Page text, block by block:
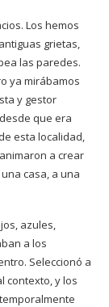
Los hemos
grietas,
las paredes.
ya mirábamos
y gestor
que era
esta localidad,
a crear
casa, a una
azules,
a los
Seleccionó a
contexto, y los